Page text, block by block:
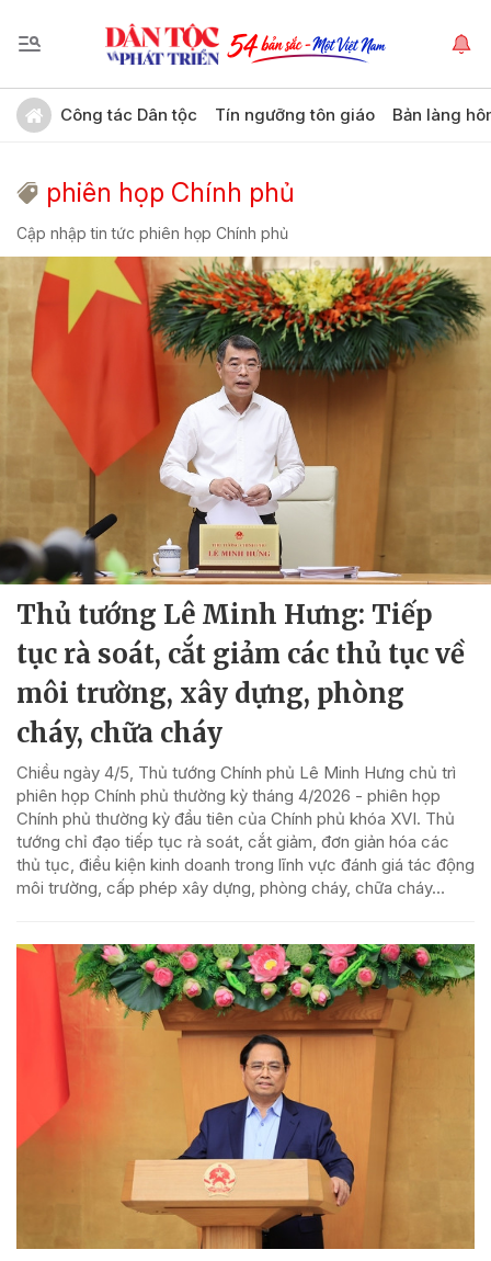
Công tác Dân tộc Tín ngưỡng tôn giáo Bản làng
phiên họp Chính phủ
Cập nhập tin tức phiên họp Chính phủ
Thủ tướng Lê Minh Hưng: Tiếp
tục rà soát, cắt giảm các thủ tục về
môi trường, xây dựng, phòng
cháy, chữa cháy
Chiều ngày 4/5, Thủ tướng Chính phủ Lê Minh Hưng chủ trì
phiên họp Chính phủ thường kỳ tháng 4/2026 - phiên họp
Chính phủ thường kỳ đầu tiên của Chính phủ khóa XVI. Thủ
tướng chỉ đạo tiếp tục rà soát, cắt giảm, đơn giản hóa các
thủ tục, điều kiện kinh doanh trong lĩnh vực đánh giá tác động
môi trường, cấp phép xây dựng, phòng cháy, chữa cháy…